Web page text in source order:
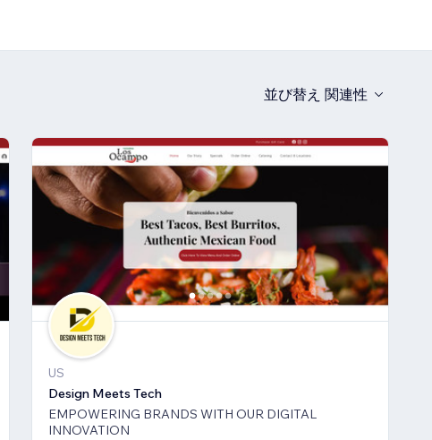
並び替え 関連性
US
Design Meets Tech
EMPOWERING BRANDS WITH OUR DIGITAL
INNOVATION